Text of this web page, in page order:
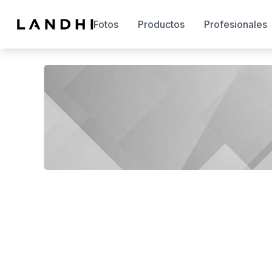
Fotos Productos Profesionales